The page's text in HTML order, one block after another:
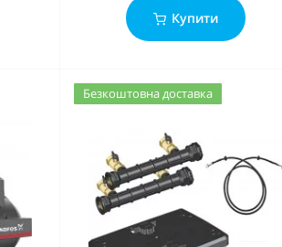
Купити
Безкоштовна доставка